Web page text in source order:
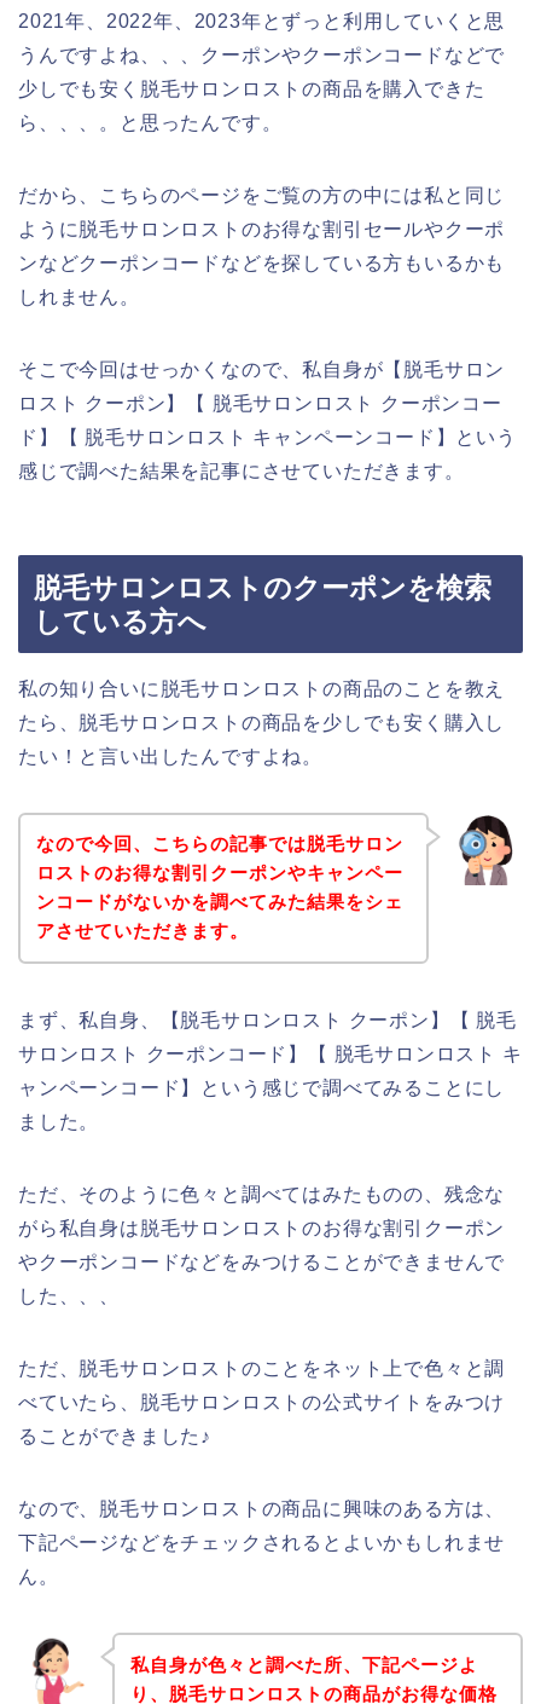
2021年、2022年、2023年とずっと利用していくと思
うんですよね、、、クーポンやクーポンコードなどで
少しでも安く脱毛サロンロストの商品を購入できた
ら、、、。と思ったんです。
だから、こちらのページをご覧の方の中には私と同じ
ように脱毛サロンロストのお得な割引セールやクーポ
ンなどクーポンコードなどを探している方もいるかも
しれません。
そこで今回はせっかくなので、私自身が【脱毛サロン
ロスト クーポン】【 脱毛サロンロスト クーポンコー
ド】【 脱毛サロンロスト キャンペーンコード】という
感じで調べた結果を記事にさせていただきます。
脱毛サロンロストのクーポンを検索
している方へ
私の知り合いに脱毛サロンロストの商品のことを教え
たら、脱毛サロンロストの商品を少しでも安く購入し
たい！と言い出したんですよね。
なので今回、こちらの記事では脱毛サロン
ロストのお得な割引クーポンやキャンペー
ンコードがないかを調べてみた結果をシェ
アさせていただきます。
まず、私自身、【脱毛サロンロスト クーポン】【 脱毛
サロンロスト クーポンコード】【 脱毛サロンロスト キ
ャンペーンコード】という感じで調べてみることにし
ました。
ただ、そのように色々と調べてはみたものの、残念な
がら私自身は脱毛サロンロストのお得な割引クーポン
やクーポンコードなどをみつけることができませんで
した、、、
ただ、脱毛サロンロストのことをネット上で色々と調
べていたら、脱毛サロンロストの公式サイトをみつけ
ることができました♪
なので、脱毛サロンロストの商品に興味のある方は、
下記ページなどをチェックされるとよいかもしれませ
ん。
私自身が色々と調べた所、下記ページよ
り、脱毛サロンロストの商品がお得な価格